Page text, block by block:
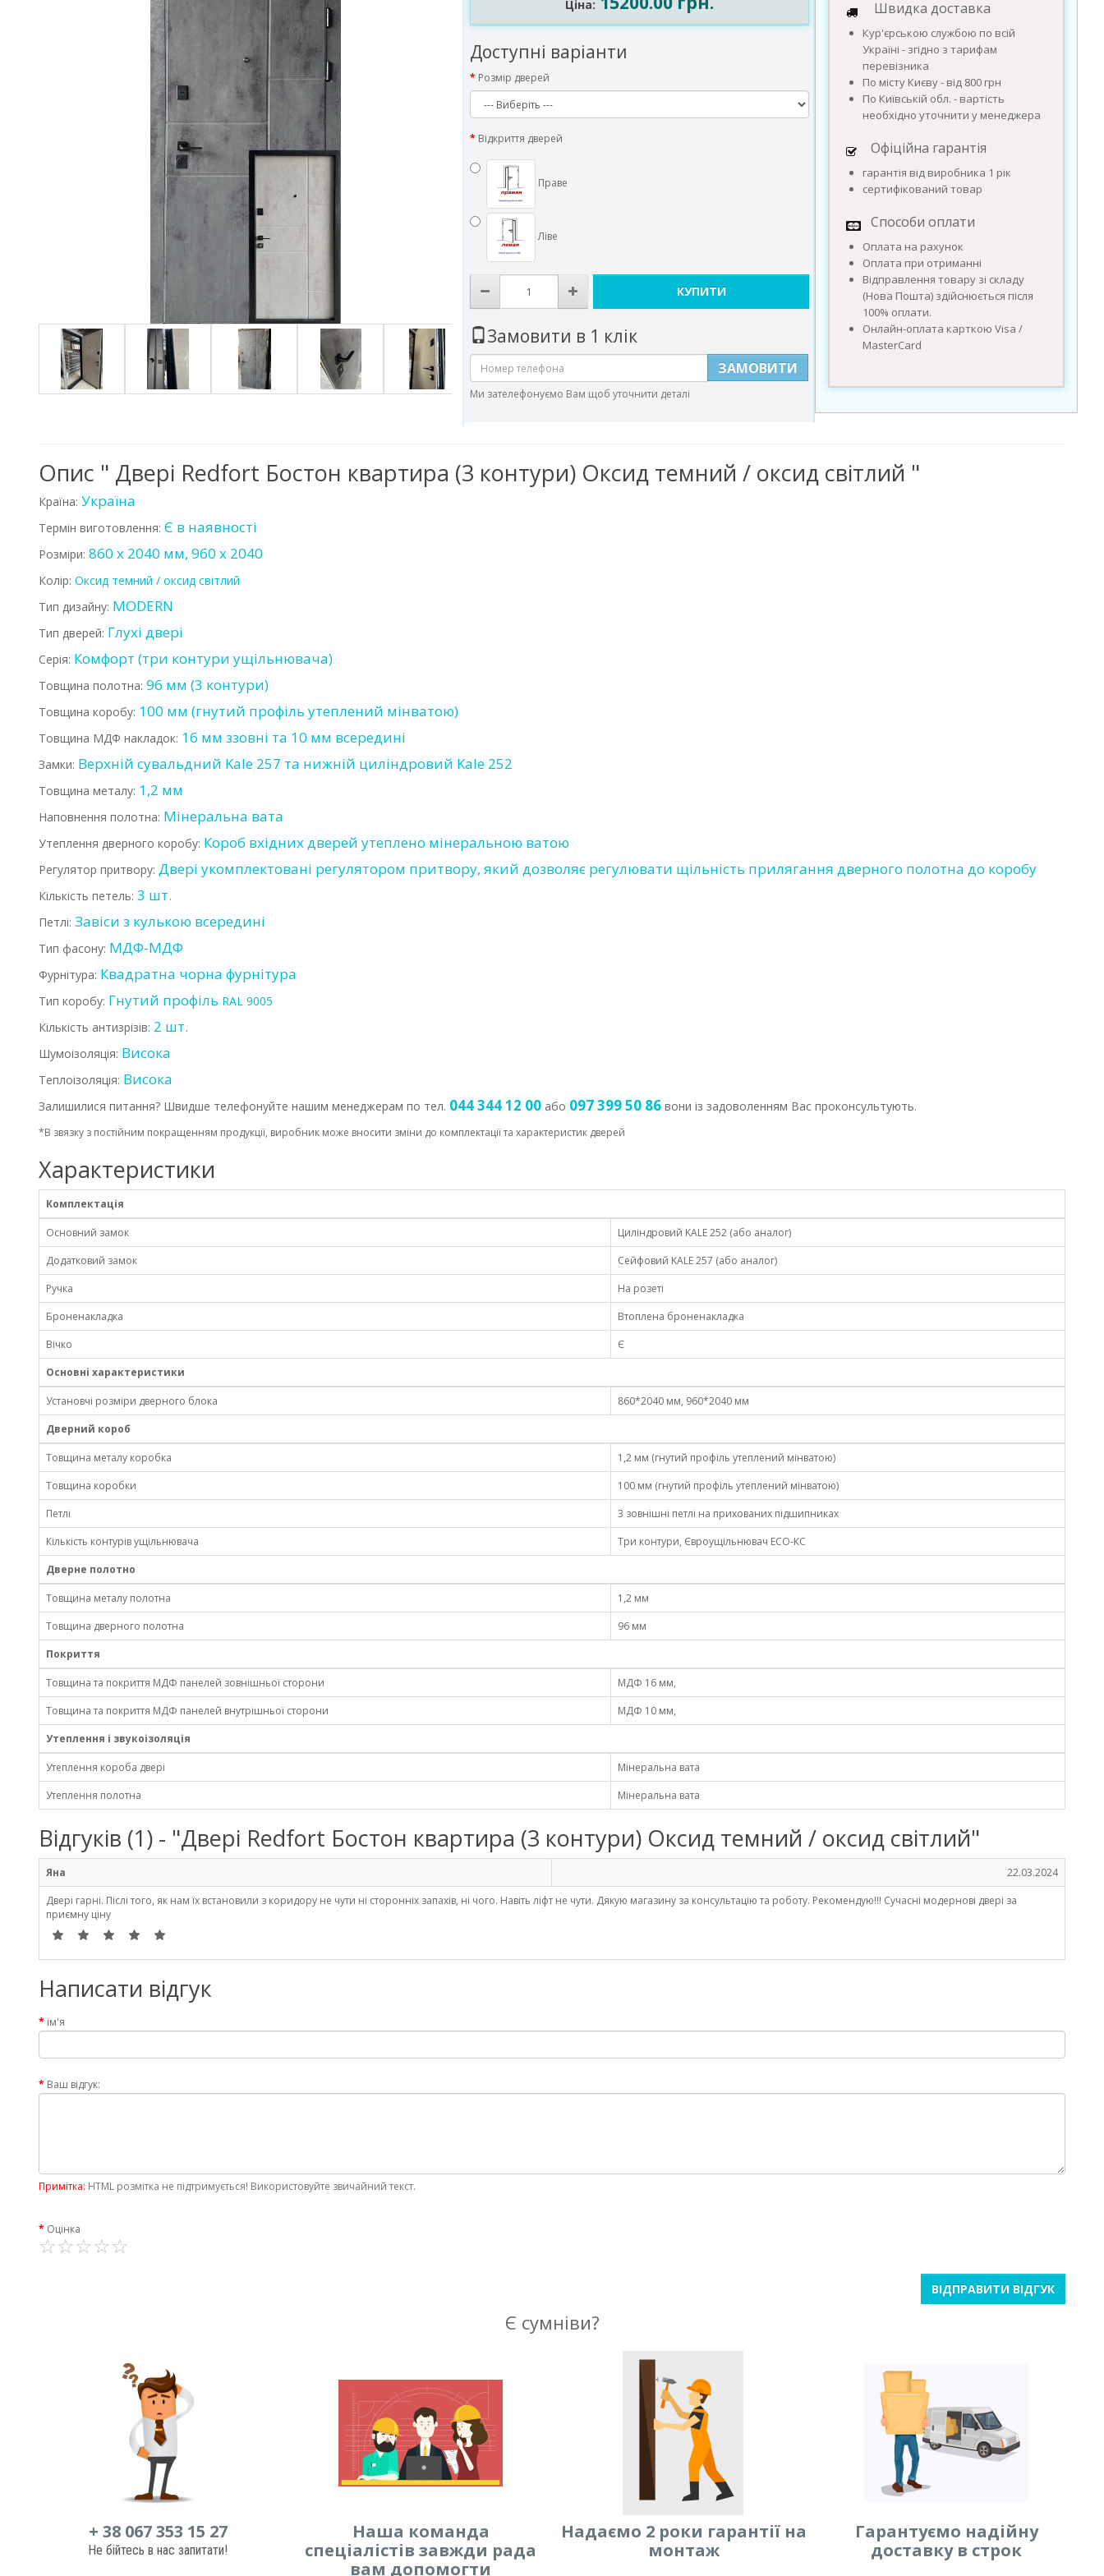
Ціна:
Доступні варіанти
Розмір дверей
Відкриття дверей
Праве
Ліве
КУПИТИ
Замовити в 1 клік
ЗАМОВИТИ
Ми зателефонуємо Вам щоб уточнити деталі
Швидка доставка
Кур'єрською службою по всій
Україні - згідно з тарифам
перевізника
По місту Києву - від 800 грн
По Київській обл. - вартість
необхідно уточнити у менеджера
Офіційна гарантія
гарантія від виробника 1 рік
сертифікований товар
Способи оплати
Оплата на рахунок
Оплата при отриманні
Відправлення товару зі складу
(Нова Пошта) здійснюється після
100% оплати.
Онлайн-оплата карткою Visa /
MasterCard
Опис " Двері Redfort Бостон квартира (3 контури) Оксид темний / оксид світлий "
Країна: Україна
Термін виготовлення: Є в наявності
Розміри: 860 х 2040 мм, 960 х 2040
Колір: Оксид темний / оксид світлий
Тип дизайну: MODERN
Тип дверей: Глухі двері
Серія: Комфорт (три контури ущільнювача)
Товщина полотна: 96 мм (3 контури)
Товщина коробу: 100 мм (гнутий профіль утеплений мінватою)
Товщина МДФ накладок: 16 мм ззовні та 10 мм всередині
Замки: Верхній сувальдний Kale 257 та нижній циліндровий Kale 252
Товщина металу: 1,2 мм
Наповнення полотна: Мінеральна вата
Утеплення дверного коробу: Короб вхідних дверей утеплено мінеральною ватою
Регулятор притвору: Двері укомплектовані регулятором притвору, який дозволяє регулювати щільність прилягання дверного полотна до коробу
Кількість петель: 3 шт.
Петлі: Завіси з кулькою всередині
Тип фасону: МДФ-МДФ
Фурнітура: Квадратна чорна фурнітура
Тип коробу: Гнутий профіль RAL 9005
Кількість антизрізів: 2 шт.
Шумоізоляція: Висока
Теплоізоляція: Висока
Залишилися питання? Швидше телефонуйте нашим менеджерам по тел. 044 344 12 00 або 097 399 50 86 вони із задоволенням Вас проконсультують.
*В звязку з постійним покращенням продукції, виробник може вносити зміни до комплектації та характеристик дверей
Характеристики
Комплектація
Основний замок
Циліндровий KALE 252 (або аналог)
Додатковий замок
Сейфовий KALE 257 (або аналог)
Ручка
На розеті
Броненакладка
Втоплена броненакладка
Вічко
Є
Основні характеристики
Установчі розміри дверного блока
860*2040 мм, 960*2040 мм
Дверний короб
Товщина металу коробка
1,2 мм (гнутий профіль утеплений мінватою)
Товщина коробки
100 мм (гнутий профіль утеплений мінватою)
Петлі
3 зовнішні петлі на прихованих підшипниках
Кількість контурів ущільнювача
Три контури, Євроущільнювач ECO-КС
Дверне полотно
Товщина металу полотна
1,2 мм
Товщина дверного полотна
96 мм
Покриття
Товщина та покриття МДФ панелей зовнішньої сторони
МДФ 16 мм,
Товщина та покриття МДФ панелей внутрішньої сторони
МДФ 10 мм,
Утеплення і звукоізоляція
Утеплення короба двері
Мінеральна вата
Утеплення полотна
Мінеральна вата
Відгуків (1) - "Двері Redfort Бостон квартира (3 контури) Оксид темний / оксид світлий"
Яна
22.03.2024
Двері гарні. Післі того, як нам їх встановили з коридору не чути ні сторонніх запахів, ні чого. Навіть ліфт не чути. Дякую магазину за консультацію та роботу. Рекомендую!!! Сучасні модернові двері за
приємну ціну
Написати відгук
ім'я
Ваш відгук:
Примітка: HTML розмітка не підтримується! Використовуйте звичайний текст.
Оцінка
ВІДПРАВИТИ ВІДГУК
Є сумніви?
+ 38 067 353 15 27
Не бійтесь в нас запитати!
Наша команда
спеціалістів завжди рада
вам допомогти
Надаємо 2 роки гарантії на
монтаж
Гарантуємо надійну
доставку в строк